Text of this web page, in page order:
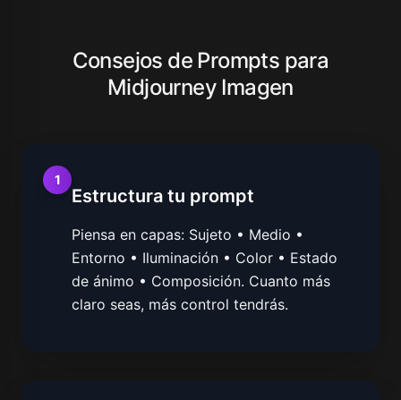
Consejos de Prompts para
Midjourney Imagen
1
Estructura tu prompt
Piensa en capas: Sujeto • Medio •
Entorno • Iluminación • Color • Estado
de ánimo • Composición. Cuanto más
claro seas, más control tendrás.